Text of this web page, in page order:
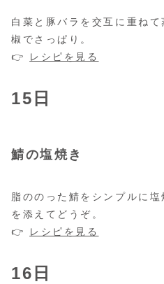
白菜と豚バラを交互に重ね
椒でさっぱり。
👉
レシピを見る
15日
鯖の塩焼き
脂ののった鯖をシンプルに
を添えてどうぞ。
👉
レシピを見る
16日